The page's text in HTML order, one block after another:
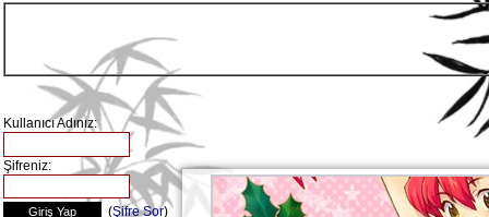
Kullanıcı Adınız:
Şifreniz:
(Şifre Sor)